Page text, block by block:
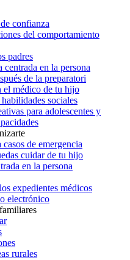
confianza
del comportamiento
padres
centrada en la persona
de la preparatori
el médico de tu hijo
sociales
para adolescentes y
de emergencia
cuidar de tu hijo
en la persona
expedientes médicos
electrónico
rurales